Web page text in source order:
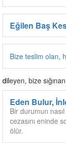
Eğilen Baş
Bize teslim olan,
dileyen, bize
Eden Bulur,
Bir durumun
cezasını eninde
ölür.